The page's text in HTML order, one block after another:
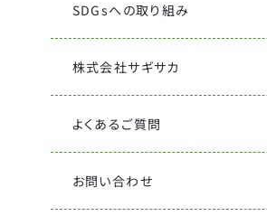
SDGsへの取り組み
株式会社サギサカ
よくあるご質問
お問い合わせ